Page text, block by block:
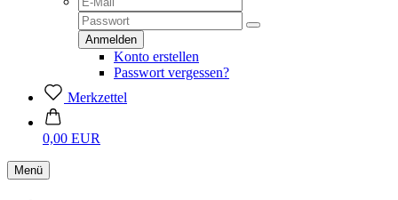
Konto erstellen
Passwort vergessen?
Merkzettel
0,00 EUR
Menü